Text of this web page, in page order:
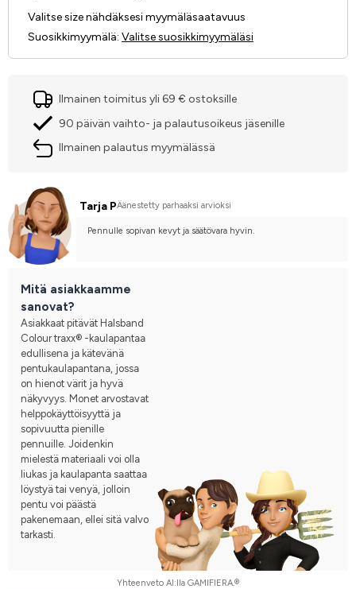
Valitse size nähdäksesi myymäläsaatavuus
Suosikkimyymälä: Valitse suosikkimyymäläsi
Ilmainen toimitus yli 69 € ostoksille
90 päivän vaihto- ja palautusoikeus jäsenille
Ilmainen palautus myymälässä
Tarja PÄänestetty parhaaksi arvioksi
Pennulle sopivan kevyt ja säätövara hyvin.
Mitä asiakkaamme
sanovat?
Asiakkaat pitävät Halsband
Colour traxx® -kaulapantaa
edullisena ja kätevänä
pentukaulapantana, jossa
on hienot värit ja hyvä
näkyvyys. Monet arvostavat
helppokäyttöisyyttä ja
sopivuutta pienille
pennuille. Joidenkin
mielestä materiaali voi olla
liukas ja kaulapanta saattaa
löystyä tai venyä, jolloin
pentu voi päästä
pakenemaan, ellei sitä valvo
tarkasti.
Yhteenveto AI:lla GAMIFIERA.®